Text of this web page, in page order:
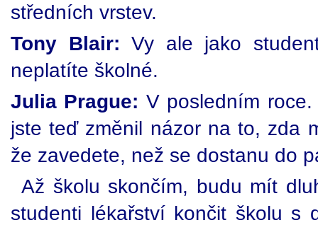
středních vrstev.
Tony Blair: Vy ale jako
neplatíte školné.
Julia Prague: V posledním
jste teď změnil názor na to, zda
že zavedete, než se dostanu do
Až školu skončím, budu mít
studenti lékařství končit školu s